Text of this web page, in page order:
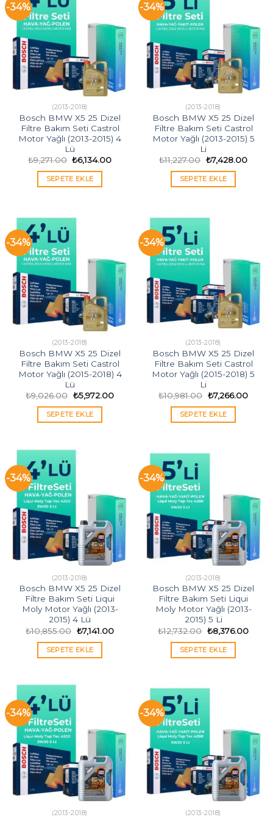
-34%
(2013-2018)
Bosch BMW X5 25 Dizel
Filtre Bakım Seti Castrol
Motor Yağlı (2013-2015) 4
Lü
₺9,271.00 Orijinal
fiyat:
₺9,271.00.
₺6,134.00Şu
SEPETE EKLE
-34%
(2013-2018)
Bosch BMW X5 25 Dizel
Filtre Bakım Seti Castrol
Motor Yağlı (2013-2015) 5
Li
₺11,227.00 Orijinal
fiyat:
₺11,227.00.
₺7,428.00Şu
SEPETE EKLE
-34%
(2013-2018)
Bosch BMW X5 25 Dizel
Filtre Bakım Seti Castrol
Motor Yağlı (2015-2018) 4
Lü
₺9,026.00 Orijinal
fiyat:
₺9,026.00.
₺5,972.00Şu
SEPETE EKLE
-34%
(2013-2018)
Bosch BMW X5 25 Dizel
Filtre Bakım Seti Castrol
Motor Yağlı (2015-2018) 5
Li
₺10,981.00 Orijinal
fiyat:
₺10,981.00.
₺7,266.00Şu
SEPETE EKLE
-34%
(2013-2018)
Bosch BMW X5 25 Dizel
Filtre Bakım Seti Liqui
Moly Motor Yağlı (2013-
2015) 4 Lü
₺10,855.00 Orijinal
fiyat:
₺10,855.00.
₺7,141.00Şu
SEPETE EKLE
-34%
(2013-2018)
Bosch BMW X5 25 Dizel
Filtre Bakım Seti Liqui
Moly Motor Yağlı (2013-
2015) 5 Li
₺12,732.00 Orijinal
fiyat:
₺12,732.00.
₺8,376.00Şu
SEPETE EKLE
-34%
(2013-2018)
-34%
(2013-2018)